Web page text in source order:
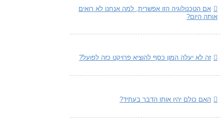
אם הטכנולוגיה הזו אפשרית, למה אנחנו לא רואים
אותה היום?
זה לא יעלה המון כסף להוציא פרויקט כזה לפועל?
האם כולם יהיו אותו הדבר בעתיד?